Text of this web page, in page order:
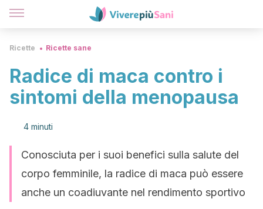
Ricette Ricette sane
Radice di maca contro i
sintomi della menopausa
4 minuti
Conosciuta per i suoi benefici sulla salute del
corpo femminile, la radice di maca può essere
anche un coadiuvante nel rendimento sportivo